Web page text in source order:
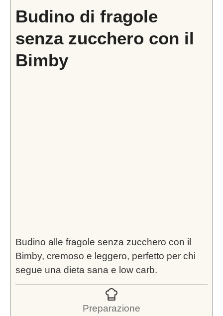
Budino di fragole
senza zucchero con il
Bimby
Budino alle fragole senza zucchero con il
Bimby, cremoso e leggero, perfetto per chi
segue una dieta sana e low carb.
Preparazione